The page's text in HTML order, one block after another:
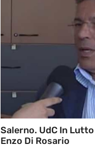
Salerno. UdC In
Enzo Di Rosario